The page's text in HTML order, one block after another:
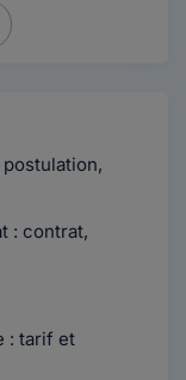
: contrat,
: tarif et